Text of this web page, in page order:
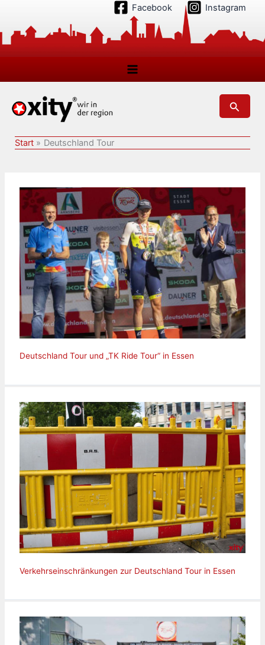
springen
Facebook Instagram
Suchen
Start Deutschland Tour
Deutschland Tour und „TK Ride Tour“ in Essen
Verkehrseinschränkungen zur Deutschland Tour in Essen